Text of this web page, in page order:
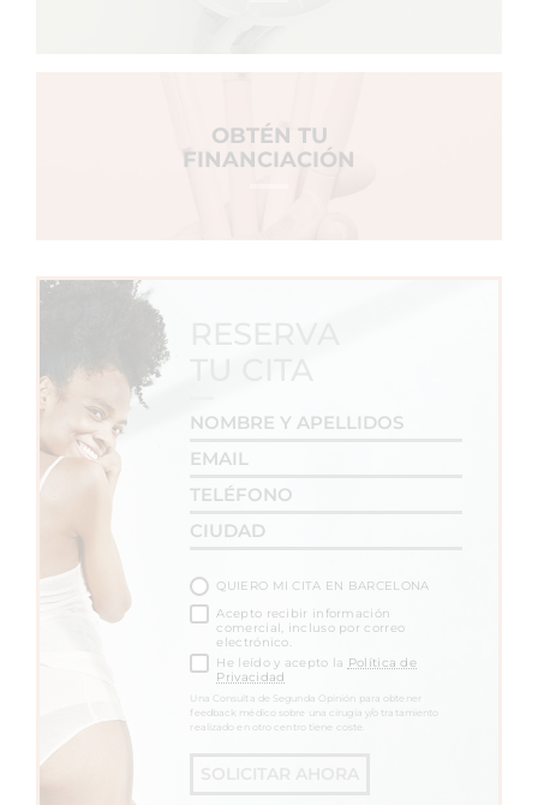
OBTÉN TU
FINANCIACIÓN
QUIERO MI CITA EN BARCELONA
Acepto recibir información
comercial, incluso por correo
electrónico.
He leído y acepto la Política de
Privacidad
Una Consulta de Segunda Opinión para obtener
feedback médico sobre una cirugía y/o tratamiento
realizado en otro centro tiene coste.